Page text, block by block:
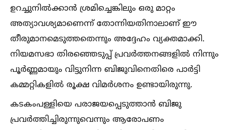
ഉറച്ചുനില്‍ക്കാന്‍ ശ്രമിച്ചെങ്കിലും ഒരു മാറ്റം
അത്യാവശ്യമാണെന്ന് തോന്നിയതിനാലാണ് ഈ
തീരുമാനമെടുത്തതെന്നും അദ്ദേഹം വ്യക്തമാക്കി.
നിയമസഭാ തിരഞ്ഞെടുപ്പ് പ്രവര്‍ത്തനങ്ങളില്‍ നിന്നും
പൂര്‍ണ്ണമായും വിട്ടുനിന്ന ബിജുവിനെതിരെ പാര്‍ട്ടി
കമ്മറ്റികളില്‍ രൂക്ഷ വിമര്‍ശനം ഉണ്ടായിരുന്നു.
കടകംപള്ളിയെ പരാജയപ്പെടുത്താന്‍ ബിജു
പ്രവര്‍ത്തിച്ചിരുന്നുവെന്നും ആരോപണം